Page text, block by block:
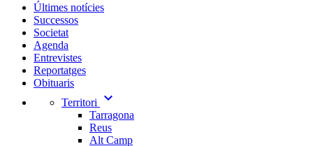
Últimes notícies
Successos
Societat
Agenda
Entrevistes
Reportatges
Obituaris
Territori
expand_more
Tarragona
Reus
Alt Camp